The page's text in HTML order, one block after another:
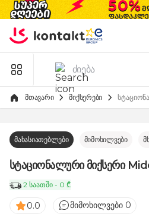
Skip to Content
მთავარი მიქსერები
მახასიათებლები მიმოხილვები
სტაციონალური მიქსერი
2 საათში - 0 ₾
0.0 მიმოხილვები 0